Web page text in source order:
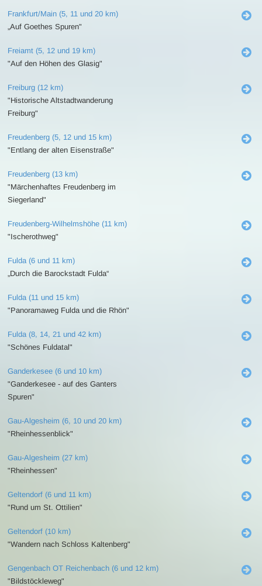
Frankfurt/Main (5, 11 und 20 km)
„Auf Goethes Spuren"
Freiamt (5, 12 und 19 km)
"Auf den Höhen des Glasig"
Freiburg (12 km)
"Historische Altstadtwanderung
Freiburg"
Freudenberg (5, 12 und 15 km)
"Entlang der alten Eisenstraße"
Freudenberg (13 km)
"Märchenhaftes Freudenberg im
Siegerland"
Freudenberg-Wilhelmshöhe (11 km)
"Ischerothweg"
Fulda (6 und 11 km)
„Durch die Barockstadt Fulda“
Fulda (11 und 15 km)
"Panoramaweg Fulda und die Rhön"
Fulda (8, 14, 21 und 42 km)
"Schönes Fuldatal"
Ganderkesee (6 und 10 km)
"Ganderkesee - auf des Ganters
Spuren"
Gau-Algesheim (6, 10 und 20 km)
"Rheinhessenblick"
Gau-Algesheim (27 km)
"Rheinhessen"
Geltendorf (6 und 11 km)
"Rund um St. Ottilien"
Geltendorf (10 km)
"Wandern nach Schloss Kaltenberg"
Gengenbach OT Reichenbach (6 und 12 km)
"Bildstöckleweg"